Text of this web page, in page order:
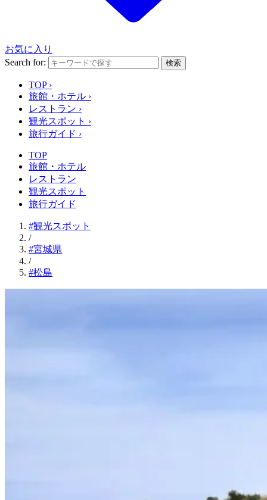
お気に入り
Search for:
検索
TOP ›
旅館・ホテル ›
レストラン ›
観光スポット ›
旅行ガイド ›
TOP
旅館・ホテル
レストラン
観光スポット
旅行ガイド
#観光スポット
/
#宮城県
/
#松島